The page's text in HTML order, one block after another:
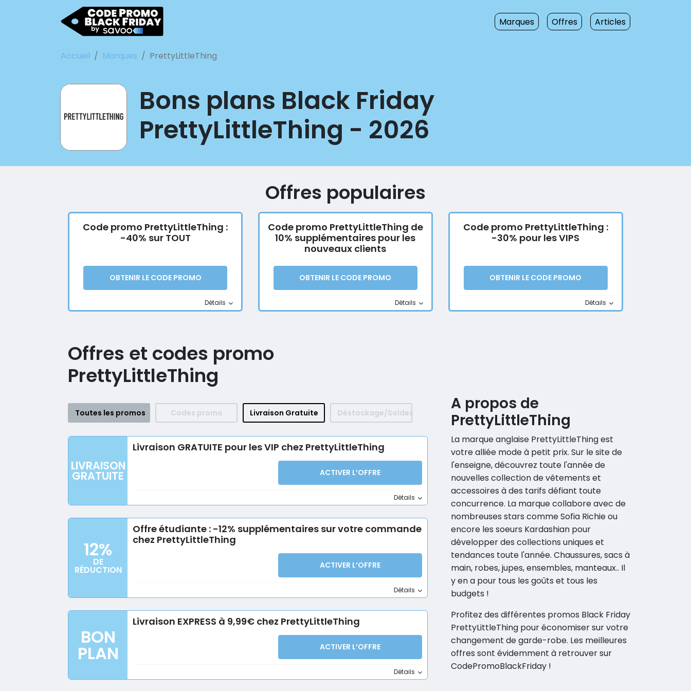
Marques Offres Articles
Accueil Marques PrettyLittleThing
Bons plans Black Friday
PrettyLittleThing - 2026
Offres populaires
Code promo PrettyLittleThing :
-40% sur TOUT
OBTENIR LE CODE PROMO
Détails
Code promo PrettyLittleThing de
10% supplémentaires pour les
nouveaux clients
OBTENIR LE CODE PROMO
Détails
Code promo PrettyLittleThing :
-30% pour les VIPS
OBTENIR LE CODE PROMO
Détails
Offres et codes promo
PrettyLittleThing
Toutes les promos Codes promo Livraison Gratuite Déstockage/Soldes
LIVRAISON
GRATUITE
Livraison GRATUITE pour les VIP chez PrettyLittleThing
ACTIVER L’OFFRE
Détails
12%
DE
RÉDUCTION
Offre étudiante : -12% supplémentaires sur votre commande
chez PrettyLittleThing
ACTIVER L’OFFRE
Détails
BON
PLAN
Livraison EXPRESS à 9,99€ chez PrettyLittleThing
ACTIVER L’OFFRE
Détails
A propos de
PrettyLittleThing
La marque anglaise PrettyLittleThing est
votre alliée mode à petit prix. Sur le site de
l'enseigne, découvrez toute l'année de
nouvelles collection de vêtements et
accessoires à des tarifs défiant toute
concurrence. La marque collabore avec de
nombreuses stars comme Sofia Richie ou
encore les soeurs Kardashian pour
développer des collections uniques et
tendances toute l'année. Chaussures, sacs à
main, robes, jupes, ensembles, manteaux.. Il
y en a pour tous les goûts et tous les
budgets !
Profitez des différentes promos Black Friday
PrettyLittleThing pour économiser sur votre
changement de garde-robe. Les meilleures
offres sont évidemment à retrouver sur
CodePromoBlackFriday !